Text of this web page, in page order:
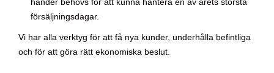
försäljningsdagar.
Vi har alla verktyg för att få nya kunder, underhålla befintliga
och för att göra rätt ekonomiska beslut.